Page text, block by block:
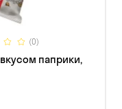
(0)
паприки,